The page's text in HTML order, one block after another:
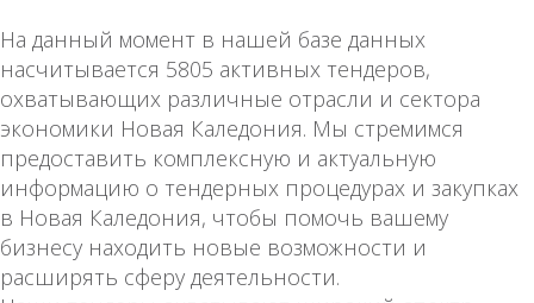
На данный момент в нашей базе данных
насчитывается 5805 активных тендеров,
охватывающих различные отрасли и сектора
экономики Новая Каледония. Мы стремимся
предоставить комплексную и актуальную
информацию о тендерных процедурах и закупках
в Новая Каледония, чтобы помочь вашему
бизнесу находить новые возможности и
расширять сферу деятельности.